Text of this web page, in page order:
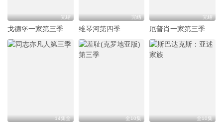
完结
戈德堡一家第三季
完结
维琴河第四季
完结
厄普肖一家第三季
14集全 全10集 全10集